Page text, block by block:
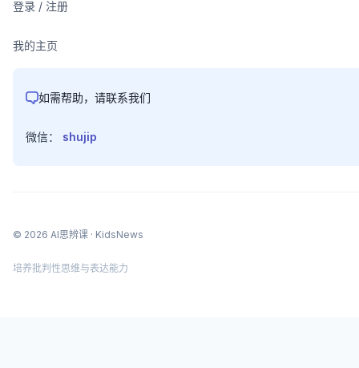
登录 / 注册
我的主页
如需帮助，请联系我们
微信： shujip
© 2026 AI思辨课 · KidsNews
培养批判性思维与表达能力